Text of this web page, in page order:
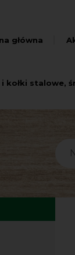
główna
kołki stalowe,